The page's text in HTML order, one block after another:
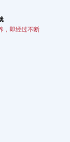
，即经过不断